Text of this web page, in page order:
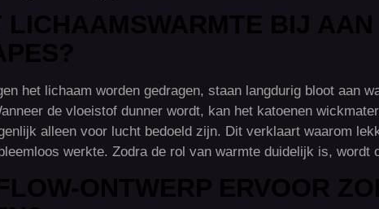
het lichaam worden gedragen, staan langdurig bloot aan
de vloeistof dunner wordt, kan het katoenen
alleen voor lucht bedoeld zijn. Dit verklaart waarom
werkte. Zodra de rol van warmte duidelijk is, wordt